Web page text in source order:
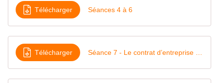
Télécharger Séances 4 à 6
Télécharger